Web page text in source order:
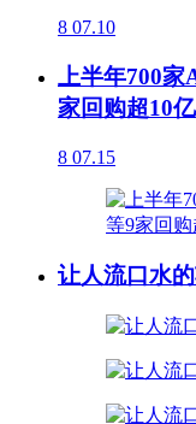
8 07.10
上半年700家
家回购超10亿
8 07.15
让人流口水